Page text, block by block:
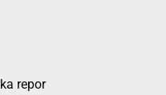
repor